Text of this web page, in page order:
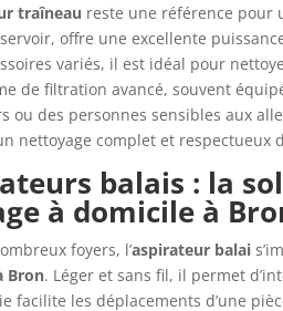
traîneau reste une référence pour
offre une excellente
variés, il est idéal pour
de filtration avancé, souvent
ou des personnes sensibles aux
nettoyage complet et respectueux
balais : la
à domicile à
foyers, l’aspirateur balai
Bron. Léger et sans fil, il permet
facilite les déplacements d’une